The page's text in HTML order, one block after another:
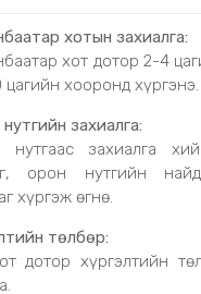
тохируулан ашиглана.
дотор угсарч болох
хялбар.
мэдээлэл
6-10 хүн
× 300 см
210 см
Graphene даавуу
ган
хотын захиалга:
хот дотор 2-4
цагийн хооронд хүргэнэ.
захиалга:
нутгаас захиалга
орон нутгийн
хүргэж өгнө.
төлбөр:
дотор хүргэлтийн